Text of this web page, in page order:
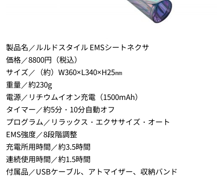
製品名／ルルドスタイル EMSシートネクサ
価格／8800円（税込）
サイズ／（約）W360×L340×H25㎜
重量／約230g
電源／リチウムイオン充電（1500mAh）
タイマー／約5分・10分自動オフ
プログラム／リラックス・エクササイズ・オート
EMS強度／8段階調整
充電所用時間／約3.5時間
連続使用時間／約1.5時間
付属品／USBケーブル、アトマイザー、収納バンド